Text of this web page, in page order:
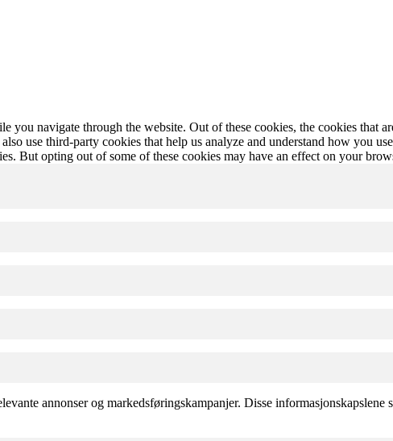
navigate through the website. Out of these cookies, the cookies that
use third-party cookies that help us analyze and understand how you
But opting out of some of these cookies may have an effect on your
annonser og markedsføringskampanjer. Disse